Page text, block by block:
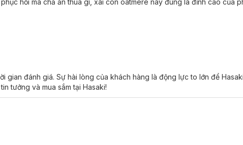
phenol và vitamin E có đặc tính chống oxy hóa.
madecassic acid) (hợp chất sinh học từ rau má):
có tác dụng chống oxy hóa hỗ trợ đẩy nhanh quá trình phục hồi vết thương,
ích cho da: chống oxy hóa, dưỡng ẩm, cải thiện các vấn đề về mụn.
gian đánh giá. Sự hài lòng của khách hàng là động lực to lớn để
tưởng và mua sắm tại Hasaki!